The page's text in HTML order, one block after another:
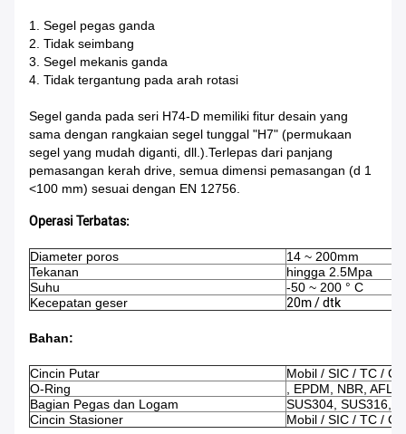
1. Segel pegas ganda
2. Tidak seimbang
3. Segel mekanis ganda
4. Tidak tergantung pada arah rotasi
Segel ganda pada seri H74-D memiliki fitur desain yang
sama dengan rangkaian segel tunggal "H7" (permukaan
segel yang mudah diganti, dll.).Terlepas dari panjang
pemasangan kerah drive, semua dimensi pemasangan (d 1
<100 mm) sesuai dengan EN 12756.
Operasi Terbatas:
Diameter poros
14 ~ 200mm
Tekanan
hingga 2.5Mpa
Suhu
-50 ~ 200 ° C
Kecepatan geser
20m / dtk
Bahan:
Cincin Putar
Mobil / SIC / TC /
O-Ring
, EPDM, NBR,
Bagian Pegas dan Logam
SUS304, SUS316,
Cincin Stasioner
Mobil / SIC / TC /